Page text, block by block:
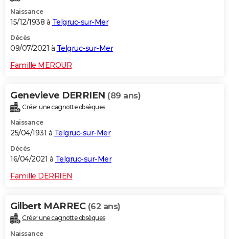
Naissance
15/12/1938 à Telgruc-sur-Mer
Décès
09/07/2021 à Telgruc-sur-Mer
Famille MEROUR
Genevieve DERRIEN (89 ans)
Créer une cagnotte obsèques
Naissance
25/04/1931 à Telgruc-sur-Mer
Décès
16/04/2021 à Telgruc-sur-Mer
Famille DERRIEN
Gilbert MARREC (62 ans)
Créer une cagnotte obsèques
Naissance